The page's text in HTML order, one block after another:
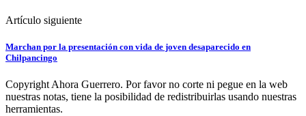
Artículo siguiente
Marchan por la presentación con vida de joven desaparecido en
Chilpancingo
Copyright Ahora Guerrero. Por favor no corte ni pegue en la web
nuestras notas, tiene la posibilidad de redistribuirlas usando nuestras
herramientas.